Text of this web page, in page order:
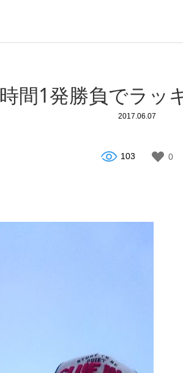
間1発勝負でラッ
2017.06.07
103 0